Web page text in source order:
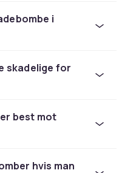
og nyt den
avslappende trøtte
Badeskum
i
skadelige for
best mot
hvis man